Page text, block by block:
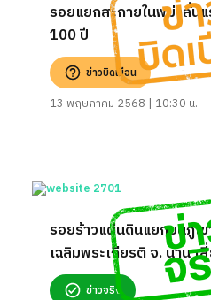
รอยแยกสะกายในพม่าลั่น
100 ปี
ข่าวบิดเบือน
13 พฤษภาคม 2568 | 10:30 น.
รอยร้าวแผ่นดินแยกบนภูเ
เฉลิมพระเกียรติ จ. น่าน
หรือ?
ข่าวจริง